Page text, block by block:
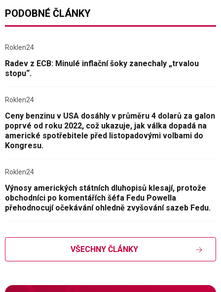
PODOBNÉ ČLÁNKY
Roklen24
Radev z ECB: Minulé inflační šoky zanechaly „trvalou
stopu“.
Roklen24
Ceny benzinu v USA dosáhly v průměru 4 dolarů za galon
poprvé od roku 2022, což ukazuje, jak válka dopadá na
americké spotřebitele před listopadovými volbami do
Kongresu.
Roklen24
Výnosy amerických státních dluhopisů klesají, protože
obchodníci po komentářích šéfa Fedu Powella
přehodnocují očekávání ohledně zvyšování sazeb Fedu.
VŠECHNY ČLÁNKY